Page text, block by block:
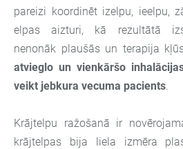
pareizi koordinēt izelpu, ieelpu,
elpas aizturi, kā rezultātā
nenonāk plaušās un terapija
atvieglo un vienkāršo
veikt jebkura vecuma pacients
Krājtelpu ražošanā ir
krājtelpas bija liela izmēra